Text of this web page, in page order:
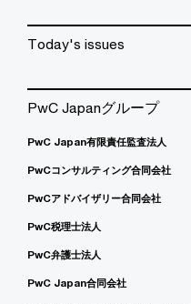
Today's issues
PwC Japanグループ
PwC Japan有限責任監査法人
PwCコンサルティング合同会社
PwCアドバイザリー合同会社
PwC税理士法人
PwC弁護士法人
PwC Japan合同会社